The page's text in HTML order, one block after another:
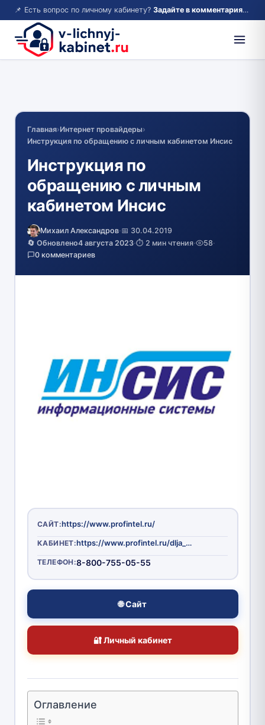
📌 Есть вопрос по личному кабинету? Задайте в комментариях — ответим!
Главная›Интернет провайдеры›
Инструкция по обращению с личным кабинетом Инсис
Инструкция по
обращению с личным
кабинетом Инсис
Михаил Александров·📅 30.04.2019
🔄 Обновлено4 августа 2023·⏱️ 2 мин чтения· 58·
0 комментариев
САЙТ:https://www.profintel.ru/
КАБИНЕТ: https://www.profintel.ru/dlja_doma/autorization/
ТЕЛЕФОН:8-800-755-05-55
🌐 Сайт
🔐 Личный кабинет
Оглавление